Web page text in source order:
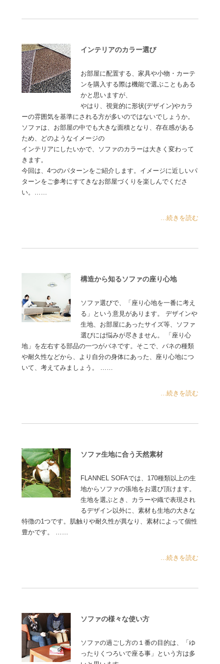
インテリアのカラー選び
お部屋に配置する、家具や小物・カーテ
ンを購入する際は機能で選ぶこともある
かと思いますが、
やはり、視覚的に形状(デザイン)やカラ
ーの雰囲気を基準にされる方が多いのではないでしょうか。
ソファは、お部屋の中でも大きな面積となり、存在感がある
ため、どのようなイメージの
インテリアにしたいかで、ソファのカラーは大きく変わって
きます。
今回は、4つのパターンをご紹介します。イメージに近しいパ
ターンをご参考にすてきなお部屋づくりを楽しんでくださ
い。……
...続きを読む
構造から知るソファの座り心地
ソファ選びで、「座り心地を一番に考え
る」という意見があります。 デザインや
生地、お部屋にあったサイズ等、ソファ
選びには悩みが尽きません。 「座り心
地」を左右する部品の一つがバネです。そこで、バネの種類
や耐久性などから、より自分の身体にあった、座り心地につ
いて、考えてみましょう。 ……
...続きを読む
ソファ生地に合う天然素材
FLANNEL SOFAでは、170種類以上の生
地からソファの張地をお選び頂けます。
生地を選ぶとき、カラーや織で表現され
るデザイン以外に、素材も生地の大きな
特徴の1つです。肌触りや耐久性が異なり、素材によって個性
豊かです。 ……
...続きを読む
ソファの様々な使い方
ソファの過ごし方の１番の目的は、「ゆ
ったりくつろいで座る事」という方は多